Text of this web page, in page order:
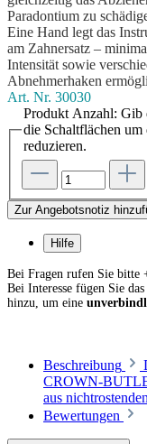
Paradontium zu
Eine Hand legt das
am Zahnersatz –
Intensität sowie
Abnehmerhaken
Art. Nr. 30030
Produkt Anzahl: Gib
die Schaltflächen
reduzieren.
Zur Angebotsnotiz
Hilfe
Bei Fragen rufen Sie bitte
Bei Interesse fügen Sie
hinzu, um eine
Beschreibung
CROWN-
aus
Bewertungen